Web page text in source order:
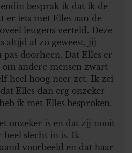
besprak ik dat ik de
er iets met Elles aan de
leugens verteld. Deze
altijd al zo geweest, jij
doorheen. Dat Elles er
andere mensen zwart
heel hoog neer zet. Ik zei
Elles dan erg onzeker
ik met Elles besproken.
onzeker is en dat zij nooit
heel slecht in is. Ik
voorbeeld en dat haar